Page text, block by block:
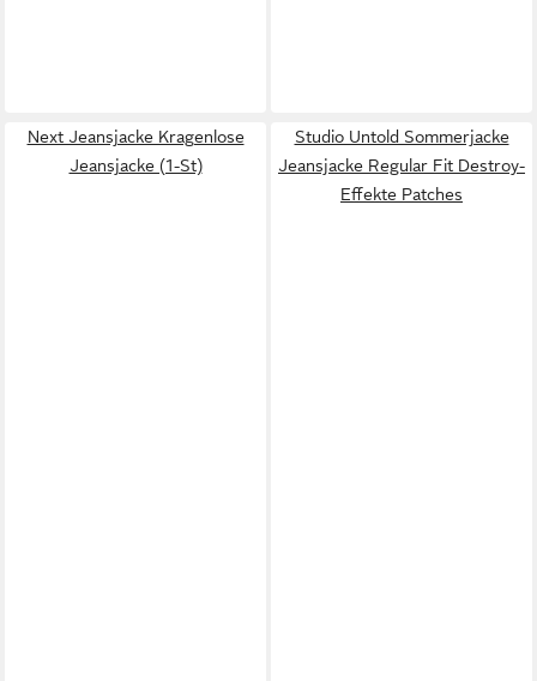
Next Jeansjacke Kragenlose
Jeansjacke (1-St)
Studio Untold Sommerjacke
Jeansjacke Regular Fit Destroy-
Effekte Patches